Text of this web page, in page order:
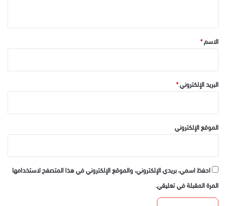
*الاسم*
البريد الإلكتروني*
الموقع الإلكتروني
احفظ اسمي، بريدي الإلكتروني، والموقع الإلكتروني في هذا المتصفح لاستخدامها
المرة المقبلة في تعليقي.